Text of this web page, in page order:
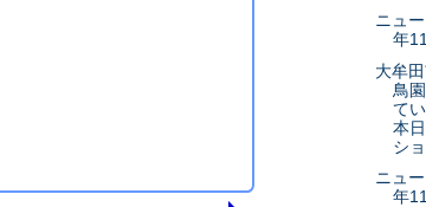
ニュ
年
大牟
鳥
て
本
シ
ニュ
年